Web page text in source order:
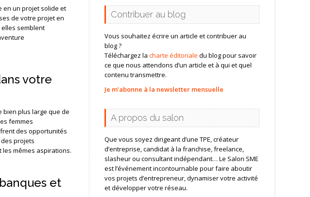
en un projet solide et
de votre projet en
semblent
votre
bien plus large que de
femmes
des opportunités
projets
mêmes aspirations.
et
Contribuer au blog
Vous souhaitez écrire un article et contribuer au
blog ?
Téléchargez lacharte éditoriale du blog pour savoir
ce que nous attendons d’un article et à qui et quel
contenu transmettre.
Je m’abonne à la newsletter mensuelle
A propos du salon
Que vous soyez dirigeant d’une TPE, créateur
d’entreprise, candidat à la franchise, freelance,
slasheur ou consultant indépendant… Le Salon SME
est l’événement incontournable pour faire aboutir
vos projets d’entrepreneur, dynamiser votre activité
et développer votre réseau.